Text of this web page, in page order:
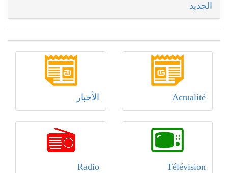
الجديد
Actualité الأخبار
Télévision
Radio